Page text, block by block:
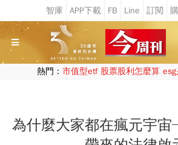
熱門： 市值型etf 股票股利怎麼算
為什麼大家都在瘋元宇